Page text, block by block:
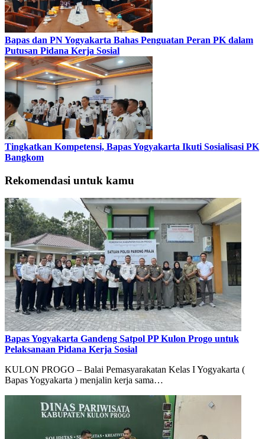
Bapas dan PN Yogyakarta Bahas Penguatan Peran PK dalam
Putusan Pidana Kerja Sosial
Tingkatkan Kompetensi, Bapas Yogyakarta Ikuti Sosialisasi PK
Bangkom
Rekomendasi untuk kamu
Bapas Yogyakarta Gandeng Satpol PP Kulon Progo untuk
Pelaksanaan Pidana Kerja Sosial
KULON PROGO – Balai Pemasyarakatan Kelas I Yogyakarta (
Bapas Yogyakarta ) menjalin kerja sama…